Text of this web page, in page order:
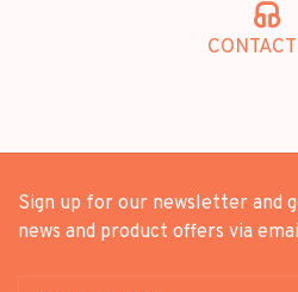
Sign up for our newsletter and
news and product offers via